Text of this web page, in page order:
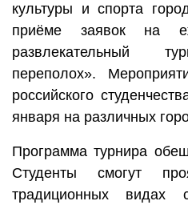
культуры и спорта
приёме заявок на
развлекательный
переполох».
российского
января на различных
Программа турнира
Студенты смогут
традиционных видах